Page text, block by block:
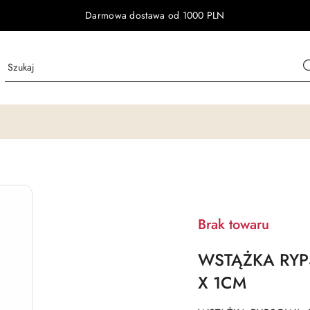
Darmowa dostawa od 1000 PLN
Brak towaru
WSTĄŻKA
X 1CM